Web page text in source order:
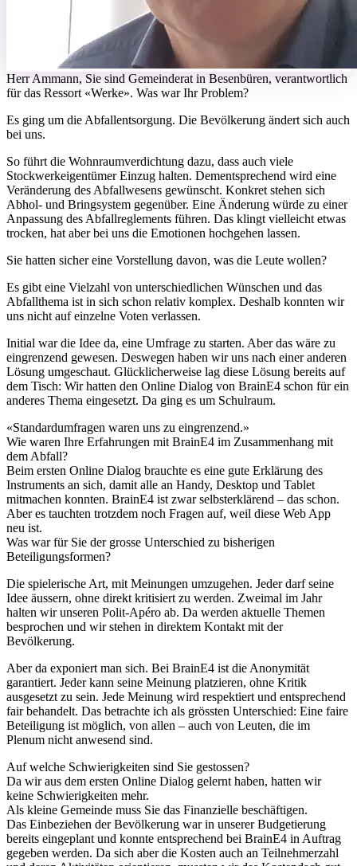
Herr Ammann, Sie sind Gemeinderat in Besenbüren, verantwortlich
für das Ressort «Werke». Was war Ihr Problem?
Es ging um die Abfallentsorgung. Die Bevölkerung ändert sich auch
bei uns.
So führt die Wohnraumverdichtung dazu, dass auch viele
Stockwerkeigentümer Einzug halten. Dementsprechend wird eine
Veränderung des Abfallwesens gewünscht. Konkret stehen sich
Abhol- und Bringsystem gegenüber. Eine Änderung würde zu einer
Anpassung des Abfallreglements führen. Das klingt vielleicht etwas
trocken, hat aber bei uns die Emotionen hochgehen lassen.
Sie hatten sicher eine Vorstellung davon, was die Leute wollen?
Es gibt eine Vielzahl von unterschiedlichen Wünschen und das
Abfallthema ist in sich schon relativ komplex. Deshalb konnten wir
uns nicht auf einzelne Voten verlassen.
Initial war die Idee da, eine Umfrage zu starten. Aber das wäre zu
eingrenzend gewesen. Deswegen haben wir uns nach einer anderen
Lösung umgeschaut. Glücklicherweise lag diese Lösung bereits auf
dem Tisch: Wir hatten den Online Dialog von BrainE4 schon für ein
anderes Thema eingesetzt. Da ging es um Schulraum.
«Standardumfragen waren uns zu eingrenzend.»
Wie waren Ihre Erfahrungen mit BrainE4 im Zusammenhang mit
dem Abfall?
Beim ersten Online Dialog brauchte es eine gute Erklärung des
Instruments an sich, damit alle an Handy, Desktop und Tablet
mitmachen konnten. BrainE4 ist zwar selbsterklärend – das schon.
Aber es tauchten trotzdem noch Fragen auf, weil diese Web App
neu ist.
Was war für Sie der grosse Unterschied zu bisherigen
Beteiligungsformen?
Die spielerische Art, mit Meinungen umzugehen. Jeder darf seine
Idee äussern, ohne direkt kritisiert zu werden. Zweimal im Jahr
halten wir unseren Polit-Apéro ab. Da werden aktuelle Themen
besprochen und wir stehen in direktem Kontakt mit der
Bevölkerung.
Aber da exponiert man sich. Bei BrainE4 ist die Anonymität
garantiert. Jeder kann seine Meinung platzieren, ohne Kritik
ausgesetzt zu sein. Jede Meinung wird respektiert und entsprechend
fair behandelt. Das betrachte ich als grössten Unterschied: Eine faire
Beteiligung ist möglich, von allen – auch von Leuten, die im
Plenum nicht anwesend sind.
Auf welche Schwierigkeiten sind Sie gestossen?
Da wir aus dem ersten Online Dialog gelernt haben, hatten wir
keine Schwierigkeiten mehr.
Als kleine Gemeinde muss Sie das Finanzielle beschäftigen.
Das Einbeziehen der Bevölkerung war in unserer Budgetierung
bereits eingeplant und konnte entsprechend bei BrainE4 in Auftrag
gegeben werden. Da sich aber die Kosten auch an Teilnehmerzahl